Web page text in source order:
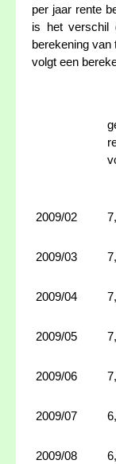
per jaar rente
is het verschil
berekening
volgt een
2009/02
2009/03
2009/04
2009/05
2009/06
2009/07
2009/08